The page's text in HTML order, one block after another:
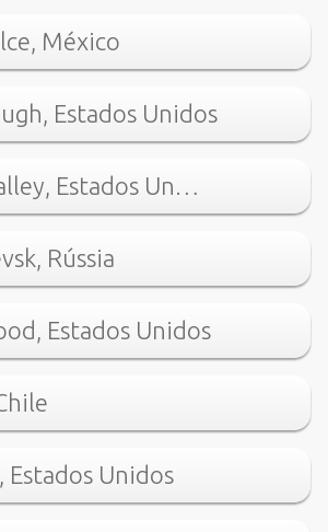
México
Estados Unidos
Estados Un…
Rússia
Estados Unidos
Estados Unidos